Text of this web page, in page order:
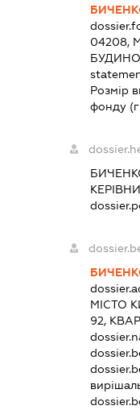
04208,
Розмір
фонду
МІСТО
92,